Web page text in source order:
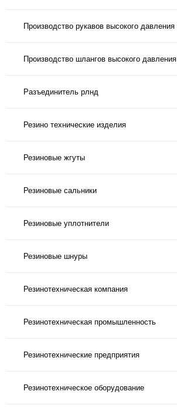
Производство рукавов высокого давления
Производство шлангов высокого давления
Разъединитель рлнд
Резино технические изделия
Резиновые жгуты
Резиновые сальники
Резиновые уплотнители
Резиновые шнуры
Резинотехническая компания
Резинотехническая промышленность
Резинотехнические предприятия
Резинотехническое оборудование